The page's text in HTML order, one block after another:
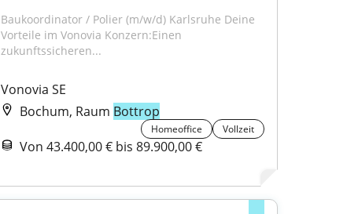
Baukoordinator / Polier (m/w/d) Karlsruhe Deine
Vorteile im Vonovia Konzern:Einen
zukunftssicheren...
Vonovia SE
Bochum, Raum Bottrop
Homeoffice Vollzeit
Von 43.400,00 € bis 89.900,00 €